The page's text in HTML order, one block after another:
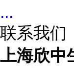
...
联系我们
上海欣中